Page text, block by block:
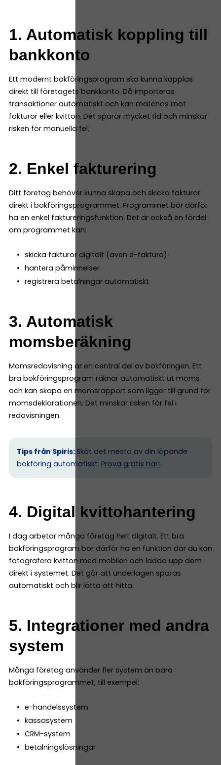
1. Automatisk koppling till
bankkonto
Ett modernt bokföringsprogram ska kunna kopplas
direkt till företagets bankkonto. Då importeras
transaktioner automatiskt och kan matchas mot
fakturor eller kvitton. Det sparar mycket tid och minskar
risken för manuella fel.
2. Enkel fakturering
Ditt företag behöver kunna skapa och skicka fakturor
direkt i bokföringsprogrammet. Programmet bör därför
ha en enkel faktureringsfunktion. Det är också en fördel
om programmet kan:
skicka fakturor digitalt (även e-faktura)
hantera påminnelser
registrera betalningar automatiskt
3. Automatisk
momsberäkning
Momsredovisning är en central del av bokföringen. Ett
bra bokföringsprogram räknar automatiskt ut moms
och kan skapa en momsrapport som ligger till grund för
momsdeklarationen. Det minskar risken för fel i
redovisningen.
Tips från Spiris: Sköt det mesta av din löpande
bokföring automatiskt. Prova gratis här!
4. Digital kvittohantering
I dag arbetar många företag helt digitalt. Ett bra
bokföringsprogram bör därför ha en funktion där du kan
fotografera kvitton med mobilen och ladda upp dem
direkt i systemet. Det gör att underlagen sparas
automatiskt och blir lätta att hitta.
5. Integrationer med andra
system
Många företag använder fler system än bara
bokföringsprogrammet, till exempel:
e-handelssystem
kassasystem
CRM-system
betalningslösningar